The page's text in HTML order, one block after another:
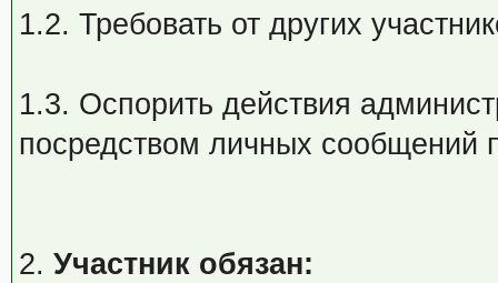
1.2. Требовать от других
1.3. Оспорить действия
посредством личных сообщений
2. Участник обязан: